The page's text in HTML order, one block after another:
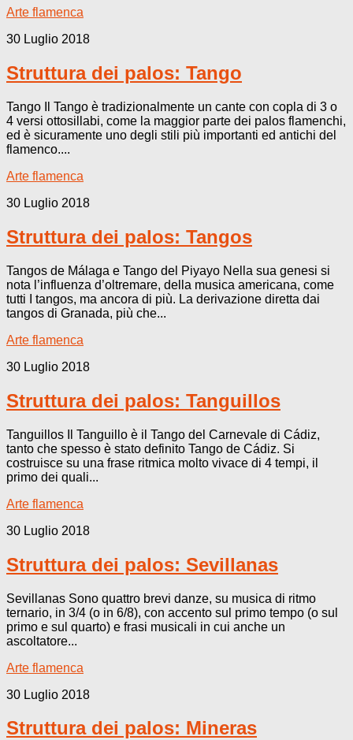
Arte flamenca
30 Luglio 2018
Struttura dei palos: Tango
Tango Il Tango è tradizionalmente un cante con copla di 3 o
4 versi ottosillabi, come la maggior parte dei palos flamenchi,
ed è sicuramente uno degli stili più importanti ed antichi del
flamenco....
Arte flamenca
30 Luglio 2018
Struttura dei palos: Tangos
Tangos de Málaga e Tango del Piyayo Nella sua genesi si
nota l’influenza d’oltremare, della musica americana, come
tutti I tangos, ma ancora di più. La derivazione diretta dai
tangos di Granada, più che...
Arte flamenca
30 Luglio 2018
Struttura dei palos: Tanguillos
Tanguillos Il Tanguillo è il Tango del Carnevale di Cádiz,
tanto che spesso è stato definito Tango de Cádiz. Si
costruisce su una frase ritmica molto vivace di 4 tempi, il
primo dei quali...
Arte flamenca
30 Luglio 2018
Struttura dei palos: Sevillanas
Sevillanas Sono quattro brevi danze, su musica di ritmo
ternario, in 3/4 (o in 6/8), con accento sul primo tempo (o sul
primo e sul quarto) e frasi musicali in cui anche un
ascoltatore...
Arte flamenca
30 Luglio 2018
Struttura dei palos: Mineras